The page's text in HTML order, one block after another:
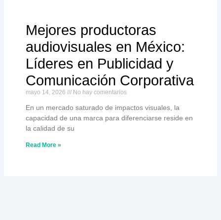
Mejores productoras
audiovisuales en México:
Líderes en Publicidad y
Comunicación Corporativa
mayo 14, 2026 No hay comentarios
En un mercado saturado de impactos visuales, la
capacidad de una marca para diferenciarse reside en
la calidad de su
Read More »